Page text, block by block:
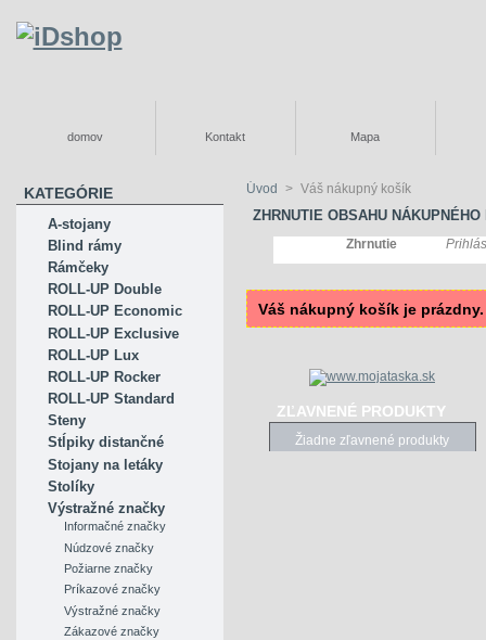
domov Kontakt Mapa
KATEGÓRIE
A-stojany
Blind rámy
Rámčeky
ROLL-UP Double
ROLL-UP Economic
ROLL-UP Exclusive
ROLL-UP Lux
ROLL-UP Rocker
ROLL-UP Standard
Steny
Stĺpiky distančné
Stojany na letáky
Stolíky
Výstražné značky
Informačné značky
Núdzové značky
Požiarne značky
Príkazové značky
Výstražné značky
Zákazové značky
Úvod > Váš nákupný košík
ZHRNUTIE OBSAHU
Zhrnutie
Váš nákupný košík je prázdny.
ZĽAVNENÉ PRODUKTY
Žiadne zľavnené produkty